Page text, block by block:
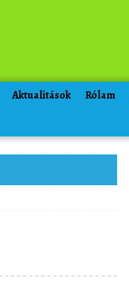
Aktualitások Rólam